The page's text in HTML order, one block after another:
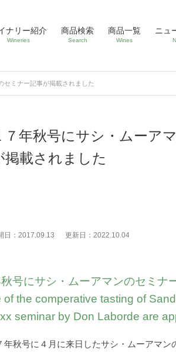
ナリー紹介
Wineries
商品検索
Search
商品一覧
Wines
ニュ
セミナー記事が掲載されました
７年秋号にサシ・ムーア
載されました
日：2017.09.13 更新日：2022.10.04
号にサシ・ムーアマンのセミナ
of the comperative tasting of
seminar by Don Laborde are
秋号に４月に来日したサシ・ムーアマン